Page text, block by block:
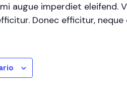
mi augue imperdiet
Donec efficitur,